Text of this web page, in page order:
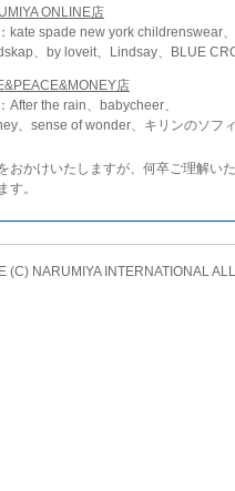
ONLINE店
kate spade new york childrenswear、
、by loveit、Lindsay、BLUE
店
After the rain、babycheer、
、sense of wonder、キリンのソフィ
おかけいたしますが、何卒ご理解い
す。